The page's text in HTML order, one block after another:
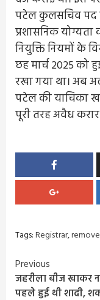
पटेल कुलसचिव पद
प्रशासनिक
नियुक्ति नियमों के
छह मार्च 2025 को
रखा गया था। अब
पटेल की याचिका
पूरी तरह अवैध करार
Tags:Registrar,
Continue
Reading
Previous
जहरीला बीज खाकर
पहले हुई थी शादी,